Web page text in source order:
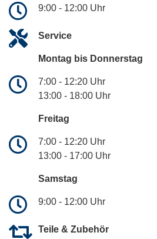
9:00 - 12:00 Uhr
Service
Montag bis Donnerstag
7:00 - 12:20 Uhr
13:00 - 18:00 Uhr
Freitag
7:00 - 12:20 Uhr
13:00 - 17:00 Uhr
Samstag
9:00 - 12:00 Uhr
Teile & Zubehör